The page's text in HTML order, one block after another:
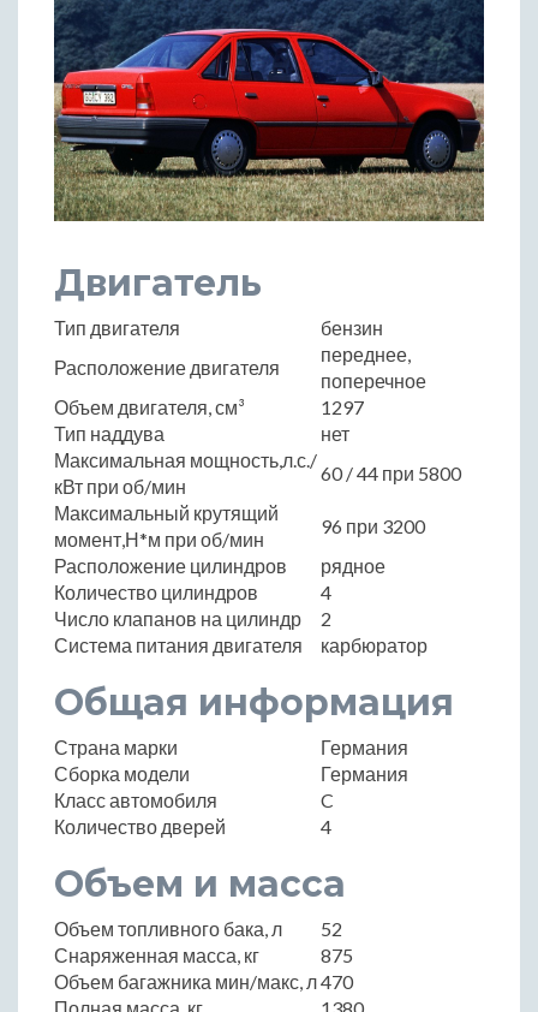
Двигатель
Тип двигателя
бензин
Расположение двигателя
переднее,
поперечное
Объем двигателя, см³
1297
Тип наддува
нет
Максимальная мощность,л.с./
кВт при об/мин
60 / 44 при 5800
Максимальный крутящий
момент,Н*м при об/мин
96 при 3200
Расположение цилиндров
рядное
Количество цилиндров
4
Число клапанов на цилиндр
2
Система питания двигателя
карбюратор
Общая информация
Страна марки
Германия
Сборка модели
Германия
Класс автомобиля
C
Количество дверей
4
Объем и масса
Объем топливного бака, л
52
Снаряженная масса, кг
875
Объем багажника мин/макс, л470